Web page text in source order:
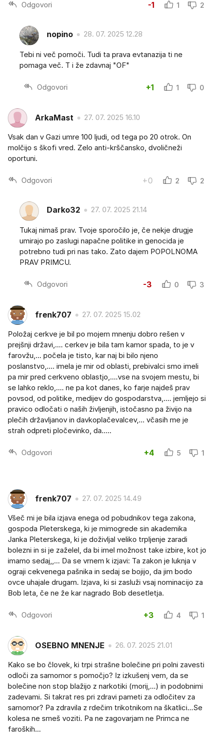
Odgovori -1 1 2
nopino 28. 07. 2025 12.28
Tebi ni več pomoči. Tudi ta prava evtanazija ti ne
pomaga več. T i že zdavnaj "OF"
Odgovori +1 1 0
ArkaMast 27. 07. 2025 16.10
Vsak dan v Gazi umre 100 ljudi, od tega po 20 otrok. On
molčijo s škofi vred. Zelo anti-krščansko, dvoličneži
oportuni.
Odgovori +0 2 2
Darko32 27. 07. 2025 21.14
Tukaj nimaš prav. Tvoje sporočilo je, če nekje drugje
umirajo po zaslugi napačne politike in genocida je
potrebno tudi pri nas tako. Zato dajem POPOLNOMA
PRAV PRIMCU.
Odgovori -3 0 3
frenk707 27. 07. 2025 15.02
Položaj cerkve je bil po mojem mnenju dobro rešen v
prejšnji državi,.... cerkev je bila tam kamor spada, to je v
farovžu,... počela je tisto, kar naj bi bilo njeno
poslanstvo,.... imela je mir od oblasti, prebivalci smo imeli
pa mir pred cerkveno oblastjo,....vse na svojem mestu, bi
se lahko reklo,.... ne pa kot danes, ko farje najdeš prav
povsod, od politike, medijev do gospodarstva,.... jemljejo si
pravico odločati o naših življenjih, istočasno pa živijo na
plečih državljanov in davkoplačevalcev,... včasih me je
strah odpreti pločevinko, da.....
Odgovori +4 5 1
frenk707 27. 07. 2025 14.49
Všeč mi je bila izjava enega od pobudnikov tega zakona,
gospoda Pleterskega, ki je mimogrede sin akademika
Janka Pleterskega, ki je doživljal veliko trpljenje zaradi
bolezni in si je zaželel, da bi imel možnost take izbire, kot jo
imamo sedaj,,... Da se vrnem k izjavi: Ta zakon je luknja v
ograji cekvenega pašnika in sedaj se bojijo, da jim bodo
ovce uhajale drugam. Izjava, ki si zasluži vsaj nominacijo za
Bob leta, če ne že kar nagrado Bob desetletja.
Odgovori +3 4 1
OSEBNO MNENJE 26. 07. 2025 21.01
Kako se bo človek, ki trpi strašne bolečine pri polni zavesti
odloči za samomor s pomočjo? Iz izkušenj vem, da se
bolečine non stop blažijo z narkotiki (morij,...) in podobnimi
zadevami. Si takrat res pri zdravi pameti za odločitev za
samomor? Pa zdravila z rdečim trikotnikom na škatlici...Se
kolesa ne smeš voziti. Pa ne zagovarjam ne Primca ne
faroških...